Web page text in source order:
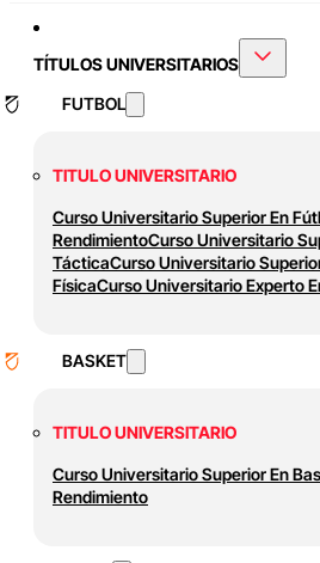
TÍTULOS UNIVERSITARIOS
FUTBOL
TITULO UNIVERSITARIO
Curso Universitario Superior En
RendimientoCurso Universitario
TácticaCurso Universitario
FísicaCurso Universitario Experto
BASKET
TITULO UNIVERSITARIO
Curso Universitario Superior En
Rendimiento